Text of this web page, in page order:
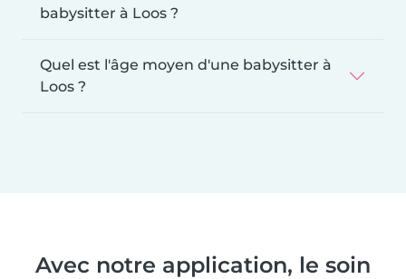
babysitter à Loos ?
Quel est l'âge moyen d'une babysitter à
Loos ?
Avec notre application, le soin